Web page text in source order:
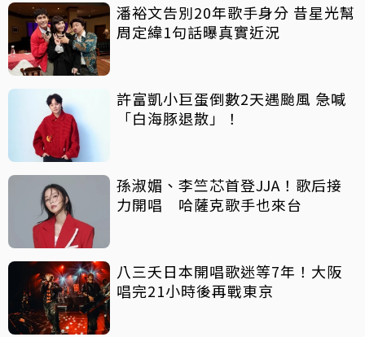
潘裕文告別20年歌手身分 昔星光幫
周定緯1句話曝真實近況
許富凱小巨蛋倒數2天遇颱風 急喊
「白海豚退散」！
孫淑媚、李竺芯首登JJA！歌后接
力開唱 哈薩克歌手也來台
八三夭日本開唱歌迷等7年！大阪
唱完21小時後再戰東京